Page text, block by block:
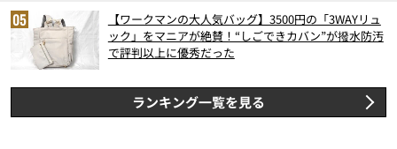
【ワークマンの大人気バッグ】3500円の「3WAYリュ
ック」をマニアが絶賛！“しごできカバン”が撥水防汚
で評判以上に優秀だった
ランキング一覧を見る